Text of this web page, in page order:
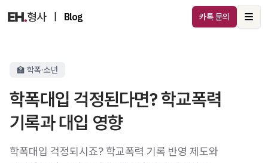
Blog 카톡 문의
🏫 학폭·소년
학폭대입 걱정된다면? 학교폭력
기록과 대입 영향
학폭대입 걱정되시죠? 학교폭력 기록 반영 제도와